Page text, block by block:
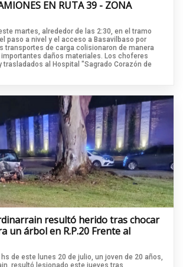
EN RUTA 39 - ZONA
martes, alrededor de las 2:30, en el tramo
paso a nivel y el acceso a Basavilbaso por
transportes de carga colisionaron de manera
daños materiales. Los choferes
al Hospital "Sagrado Corazón de
resultó herido tras chocar
un árbol en R.P.20 Frente al
de este lunes 20 de julio, un joven de 20 años,
resultó lesionado este jueves tras